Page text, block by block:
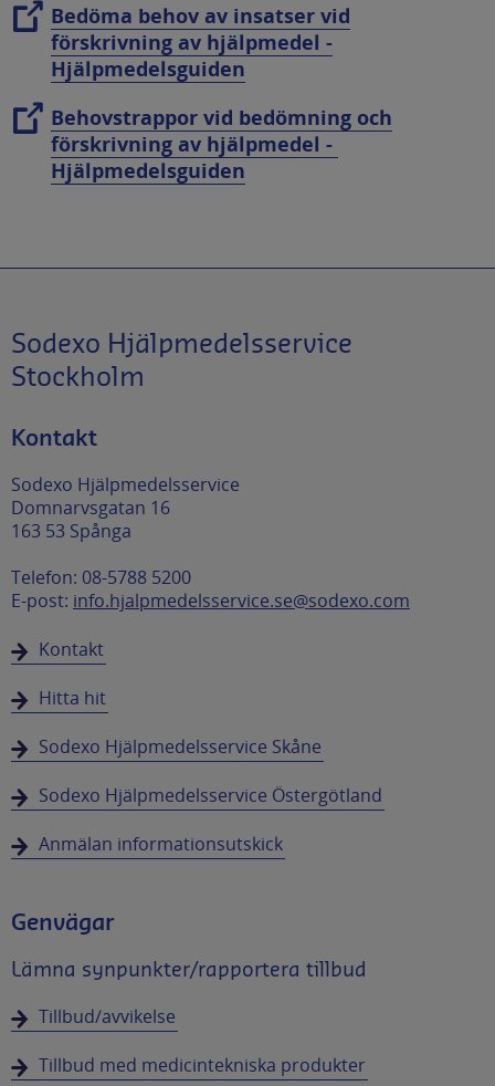
Bedöma behov av insatser vid
förskrivning av hjälpmedel -
Hjälpmedelsguiden
Behovstrappor vid bedömning och
förskrivning av hjälpmedel -
Hjälpmedelsguiden
Sodexo Hjälpmedelsservice
Stockholm
Kontakt
Sodexo Hjälpmedelsservice
Domnarvsgatan 16
163 53 Spånga
Telefon: 08-5788 5200
E-post: info.hjalpmedelsservice.se@sodexo.com
Kontakt
Hitta hit
Sodexo Hjälpmedelsservice Skåne
Sodexo Hjälpmedelsservice Östergötland
Anmälan informationsutskick
Genvägar
Lämna synpunkter/rapportera tillbud
Tillbud/avvikelse
Tillbud med medicintekniska produkter